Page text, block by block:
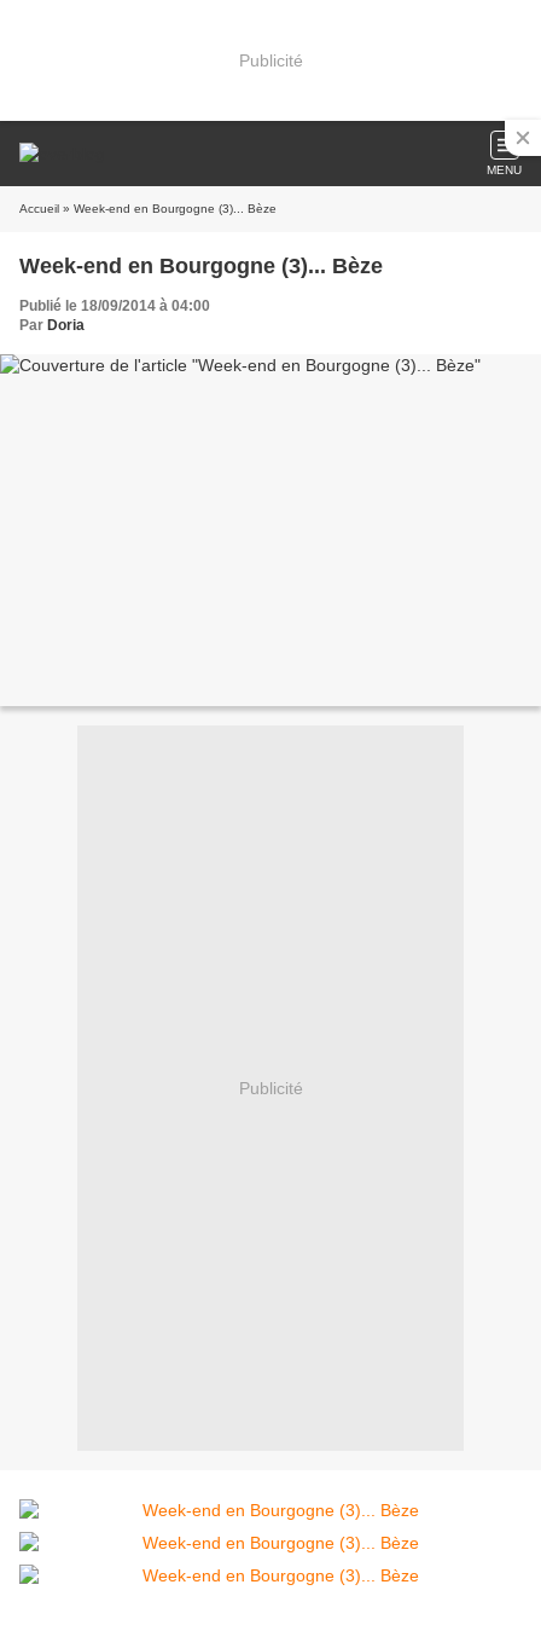
Publicité
MENU
Accueil » Week-end en Bourgogne (3)... Bèze
Week-end en Bourgogne (3)... Bèze
Publié le 18/09/2014 à 04:00
Par Doria
Publicité